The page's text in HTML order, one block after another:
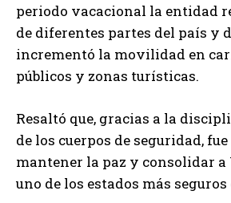
periodo vacacional la entidad
de diferentes partes del país y
incrementó la movilidad en
públicos y zonas turísticas.
Resaltó que, gracias a la
de los cuerpos de seguridad,
mantener la paz y consolidar a
uno de los estados más